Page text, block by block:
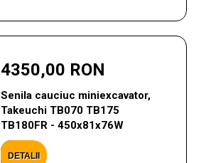
4350,00 RON
Senila cauciuc miniexcavator,
Takeuchi TB070 TB175
TB180FR - 450x81x76W
DETALII